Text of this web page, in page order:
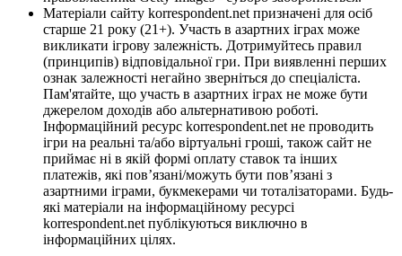
Матеріали сайту korrespondent.net призначені для осіб
старше 21 року (21+). Участь в азартних іграх може
викликати ігрову залежність. Дотримуйтесь правил
(принципів) відповідальної гри. При виявленні перших
ознак залежності негайно зверніться до спеціаліста.
Пам'ятайте, що участь в азартних іграх не може бути
джерелом доходів або альтернативою роботі.
Інформаційний ресурс korrespondent.net не проводить
ігри на реальні та/або віртуальні гроші, також сайт не
приймає ні в якій формі оплату ставок та інших
платежів, які пов’язані/можуть бути пов’язані з
азартними іграми, букмекерами чи тоталізаторами. Будь-
які матеріали на інформаційному ресурсі
korrespondent.net публікуються виключно в
інформаційних цілях.